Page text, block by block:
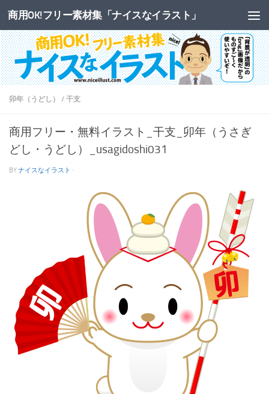
コンテンツへスキップ
商用OK!フリー素材集「ナイスなイラスト」
卯年（うどし） / 干支
商用フリー・無料イラスト_干支_卯年（うさぎ
どし・うどし）_usagidoshi031
BYナイスなイラスト ·